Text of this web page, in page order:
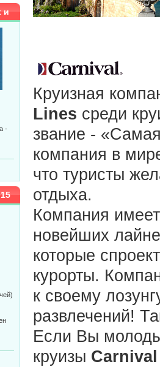
Круизная
Lines среди
звание -
компания в
что туристы
отдыха.
Компания
новейших
которые
курорты.
к своему
развлечений!
Если Вы
круизы Carnival
и
-